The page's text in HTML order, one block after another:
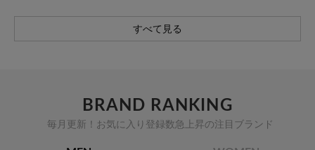
すべて見る
BRAND RANKING
毎月更新！お気に入り登録数急上昇の注目ブランド